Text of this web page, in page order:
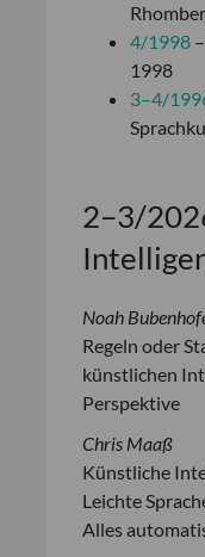
4/1998
1998
3–4/
2–3/
Noah
Regeln oder
künstlichen
Perspektive
Chris Maaß
Künstliche
Leichte
Alles